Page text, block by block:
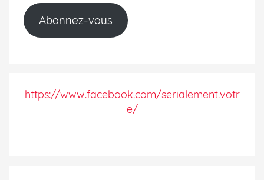
Abonnez-vous
https://www.facebook.com/serialement.votr
e/